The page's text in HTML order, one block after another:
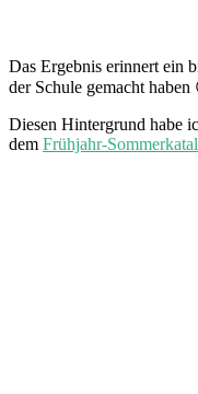
Das Ergebnis erinnert ein
der Schule gemacht haben
Diesen Hintergrund habe
dem Frühjahr-